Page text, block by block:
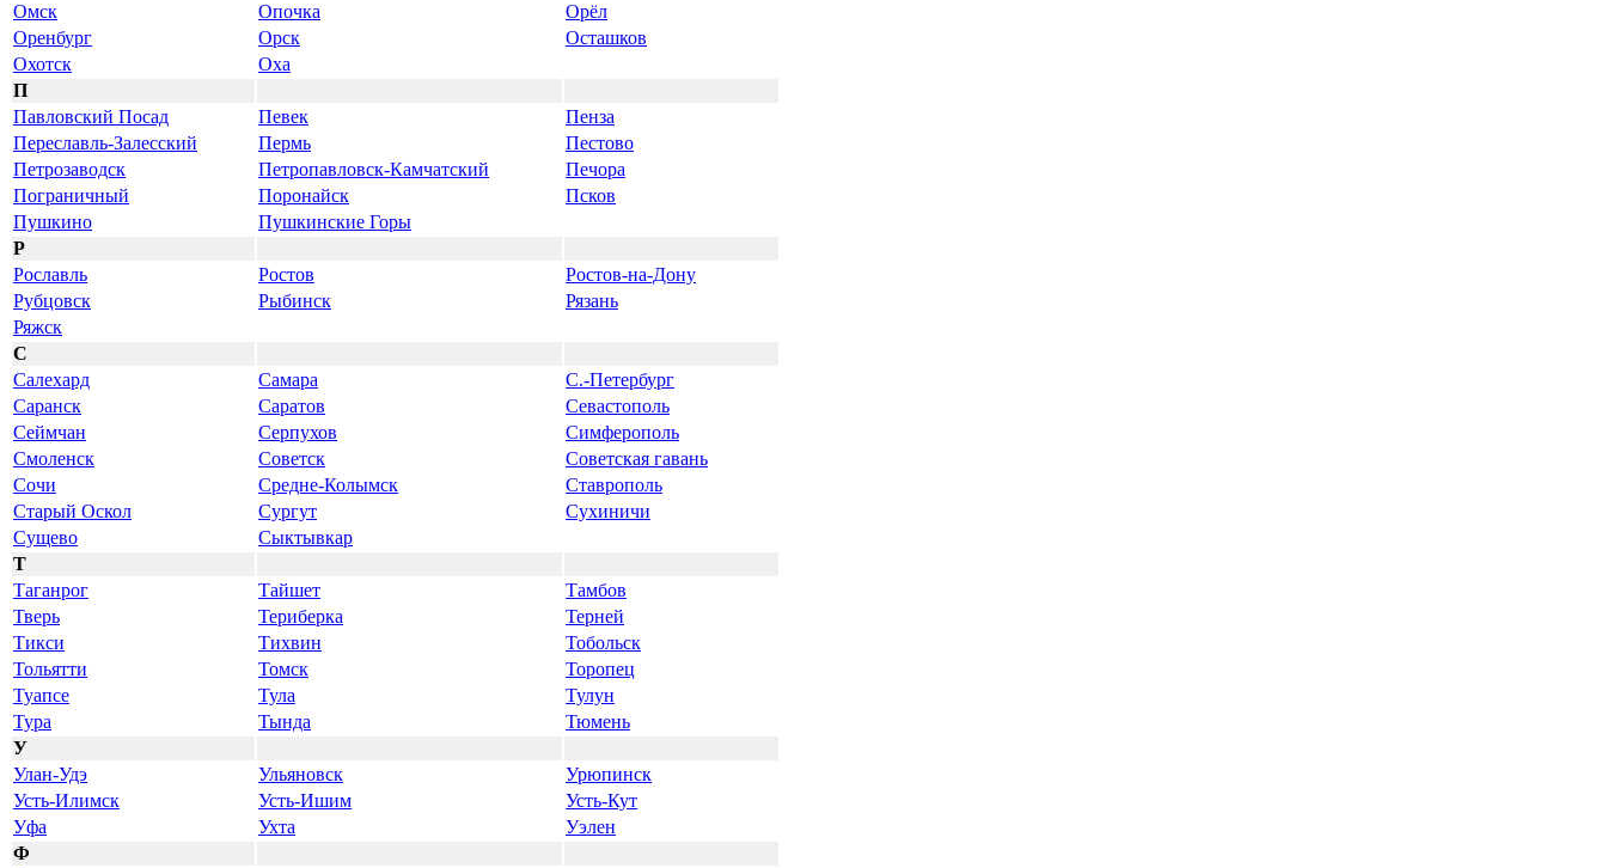
Омск
Опочка
Орёл
Оренбург
Орск
Осташков
Охотск
Оха
П
Павловский Посад
Певек
Пенза
Переславль-Залесский
Пермь
Пестово
Петрозаводск
Петропавловск-Камчатский
Печора
Пограничный
Поронайск
Псков
Пушкино
Пушкинские Горы
Р
Рославль
Ростов
Ростов-на-Дону
Рубцовск
Рыбинск
Рязань
Ряжск
С
Салехард
Самара
С.-Петербург
Саранск
Саратов
Севастополь
Сеймчан
Серпухов
Симферополь
Смоленск
Советск
Советская гавань
Сочи
Средне-Колымск
Ставрополь
Старый Оскол
Сургут
Сухиничи
Сущево
Сыктывкар
Т
Таганрог
Тайшет
Тамбов
Тверь
Териберка
Терней
Тикси
Тихвин
Тобольск
Тольятти
Томск
Торопец
Туапсе
Тула
Тулун
Тура
Тында
Тюмень
У
Улан-Удэ
Ульяновск
Урюпинск
Усть-Илимск
Усть-Ишим
Усть-Кут
Уфа
Ухта
Уэлен
Ф